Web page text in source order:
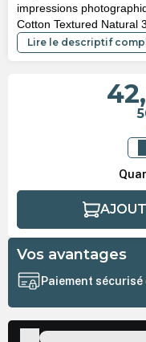
impressions
Cotton Textured Natural
Lire le descriptif
Vos avantages
Paiement sécurisé